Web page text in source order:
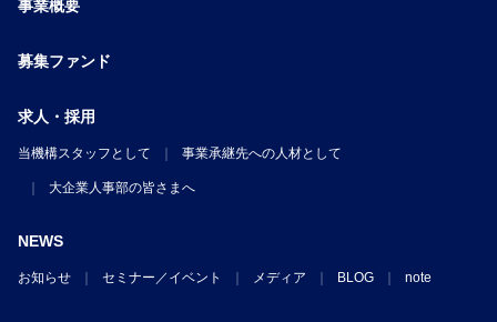
事業概要
募集ファンド
求人・採用
当機構スタッフとして 事業承継先への人材として
大企業人事部の皆さまへ
NEWS
お知らせ セミナー／イベント メディア BLOG note